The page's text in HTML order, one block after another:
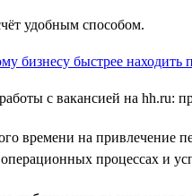
удобным способом.
с вакансией на hh.ru:
времени на привлечение
процессах и